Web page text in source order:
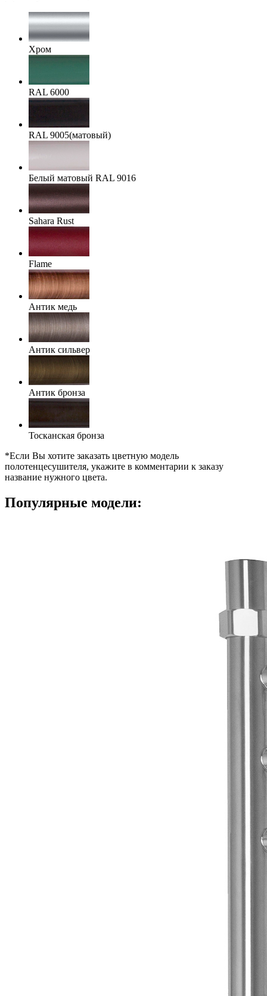
Хром
RAL 6000
RAL 9005(матовый)
Белый матовый RAL 9016
Sahara Rust
Flame
Антик медь
Антик сильвер
Антик бронза
Тосканская бронза
*Если Вы хотите заказать цветную модель
полотенцесушителя, укажите в комментарии к заказу
название нужного цвета.
Популярные модели: